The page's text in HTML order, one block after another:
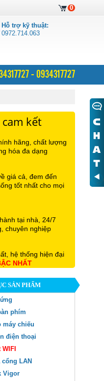
Hỗ trợ kỹ thuật:
0972.714.063
- 0934317727
kết
hãng, chất lượng
hóa đa dạng
giá cả, đem đến
tốt nhất cho mọi
tại nhà, 24/7
chuyên nghiệp
hệ thống hiện đại
NHẤT
viên có trình độ
tận tình hết mình vì
SẢN PHẨM
phím
máy chiếu
điện thoại
cổng LAN
Vigor
0